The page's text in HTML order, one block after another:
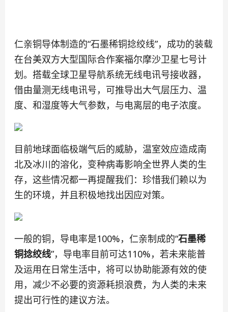
仁亲铜导体制造的“石墨稀铜捻绞线”，成功的装载
在台美双方大型国际合作案福尔摩沙卫星七号计
划。搭载全球卫星导航系统无线电讯号接收器，
借由量测无线电讯号，可推导出大气层压力、温
度、和湿度等大气参数，与电离层的电子浓度。
目前地球面临极端气后的威胁，温室效应造成南
北及冰川的溶化，变种病毒影响全世界人类的生
存，这些情况都一再提醒我们：珍惜我们赖以为
生的环境，并且积极地找出因应对策。
一般的铜，导电率是100%，仁亲制成的“石墨稀
铜捻绞线”，导电率目前可达110%，若未来能普
及运用在日常生活中，将可以协助能源有效的使
用，减少不必要的资源耗损浪费，为人类的未来
提出可行性的建议方法。